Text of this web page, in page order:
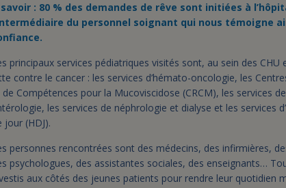
: 80 % des demandes de rêve sont initiées à
du personnel soignant qui nous témoigne
principaux services pédiatriques visités sont, au sein des CHU
contre le cancer : les services d’hémato-oncologie, les
de Compétences pour la Mucoviscidose (CRCM), les services
les services de néphrologie et dialyse et les services
jour (HDJ).
personnes rencontrées sont des médecins, des infirmières,
psychologues, des assistantes sociales, des enseignants…
aux côtés des jeunes patients pour rendre leur quotidien